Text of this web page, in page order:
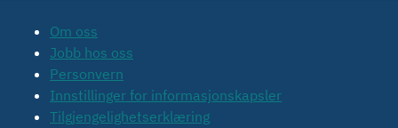
Om oss
Jobb hos oss
Personvern
Innstillinger for informasjonskapsler
Tilgjengelighetserklæring